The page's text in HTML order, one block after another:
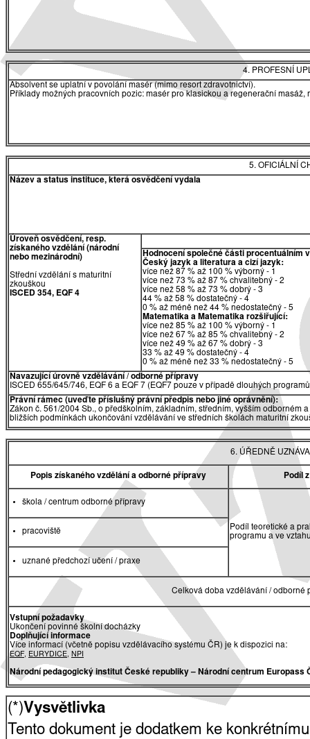
4. PROFESNÍ
Absolvent se uplatní v povolání masér (mimo resort zdravotnictví).
Příklady možných pracovních pozic: masér pro klasickou a regenerační
5. OFICIÁLNÍ
Název a status instituce, která osvědčení vydala
Úroveň osvědčení, resp.
získaného vzdělání (národní
nebo mezinárodní)
Střední vzdělání s maturitní
zkouškou
ISCED 354, EQF 4
Hodnocení společné části procentuálním
Český jazyk a literatura a cizí jazyk:
více než 87 % až 100 % výborný - 1
více než 73 % až 87 % chvalitebný - 2
více než 58 % až 73 % dobrý - 3
44 % až 58 % dostatečný - 4
0 % až méně než 44 % nedostatečný - 5
Matematika a Matematika rozšiřující:
více než 85 % až 100 % výborný - 1
více než 67 % až 85 % chvalitebný - 2
více než 49 % až 67 % dobrý - 3
33 % až 49 % dostatečný - 4
0 % až méně než 33 % nedostatečný - 5
Navazující úrovně vzdělávání / odborné přípravy
ISCED 655/645/746, EQF 6 a EQF 7 (EQF7 pouze v případě dlouhých
Právní rámec (uveďte příslušný právní předpis nebo jiné oprávnění):
Zákon č. 561/2004 Sb., o předškolním, základním, středním, vyšším
bližších podmínkách ukončování vzdělávání ve středních školách maturitní
6. ÚŘEDNĚ
Popis získaného vzdělání a odborné přípravy Podíl
škola / centrum odborné přípravy
Podíl teoretické a
programu a ve
pracoviště
uznané předchozí učení / praxe
Celková doba vzdělávání /
Vstupní požadavky
Ukončení povinné školní docházky
Doplňující informace
Více informací (včetně popisu vzdělávacího systému ČR) je k dispozici na:
EQF, EURYDICE, NPI
Národní pedagogický institut České republiky– Národní centrum Europass
(*)Vysvětlivka
Tento dokument je dodatkem ke